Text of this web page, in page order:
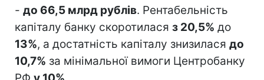
- до 66,5 млрд рублів. Рентабельність
капіталу банку скоротилася з 20,5% до
13%, а достатність капіталу знизилася до
10,7% за мінімальної вимоги Центробанку